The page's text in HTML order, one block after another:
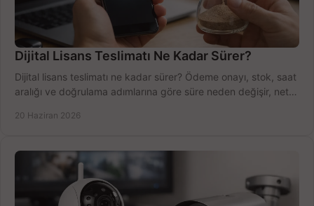
Dijital Lisans Teslimatı Ne Kadar Sürer?
Dijital lisans teslimatı ne kadar sürer? Ödeme onayı, stok, saat
aralığı ve doğrulama adımlarına göre süre neden değişir, net
20 Haziran 2026